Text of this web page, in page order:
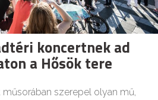
koncertnek ad
a Hősök tere
szerepel olyan mű,